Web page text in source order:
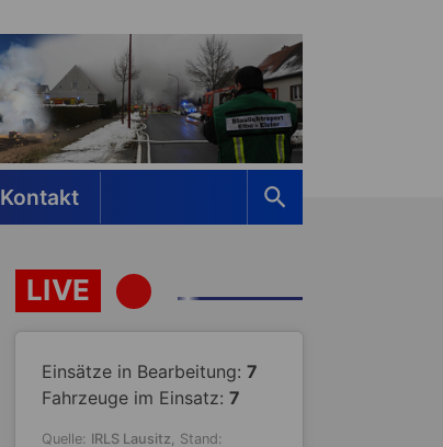
Kontakt
LIVE
Einsätze in Bearbeitung: 7
Fahrzeuge im Einsatz: 7
Quelle: IRLS Lausitz, Stand: